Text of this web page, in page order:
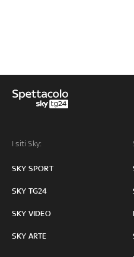
I siti Sky:
SKY SPORT
SKY TG24
SKY VIDEO
SKY ARTE